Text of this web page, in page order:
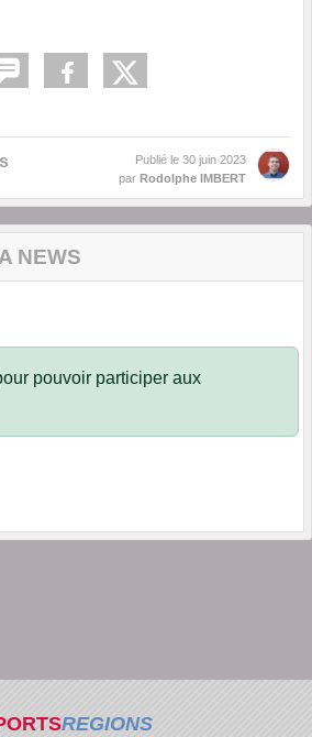
Publié le 30 juin 2023
par Rodolphe IMBERT
NEWS
pouvoir participer aux
REGIONS